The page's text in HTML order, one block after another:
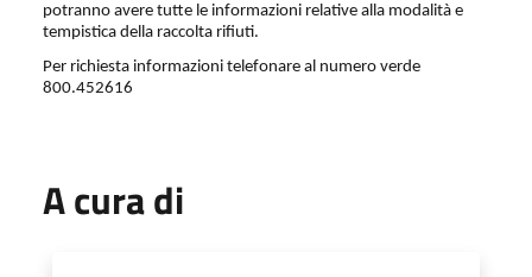
potranno avere tutte le informazioni relative alla modalità e
tempistica della raccolta rifiuti.
Per richiesta informazioni telefonare al numero verde
800.452616
A cura di